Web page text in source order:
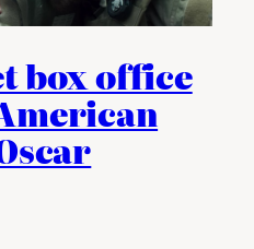
box office